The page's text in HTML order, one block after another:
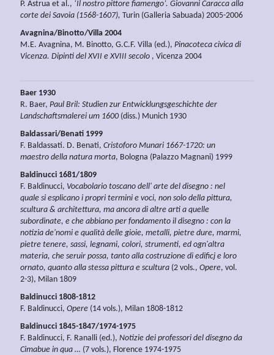
P. Astrua et al., ‘Il nostro pittore fiamengo’. Giovanni Caracca alla
corte dei Savoia (1568-1607), Turin (Galleria Sabuada) 2005-2006
Avagnina/Binotto/Villa 2004
M.E. Avagnina, M. Binotto, G.C.F. Villa (ed.), Pinacoteca civica di
Vicenza. Dipinti del XVII e XVIII secolo , Vicenza 2004
Baer 1930
R. Baer, Paul Bril: Studien zur Entwicklungsgeschichte der
Landschaftsmalerei um 1600(diss.) Munich 1930
Baldassari/Benati 1999
F. Baldassati. D. Benati, Cristoforo Munari 1667-1720: un
maestro della natura morta, Bologna (Palazzo Magnani) 1999
Baldinucci 1681/1809
F. Baldinucci, Vocabolario toscano dell' arte del disegno : nel
quale si esplicano i propri termini e voci, non solo della pittura,
scultura & architettura, ma ancora di altre arti a quelle
subordinate, e che abbiano per fondamento il disegno : con la
notizia de'nomi e qualità delle gioie, metalli, pietre dure, marmi,
pietre tenere, sassi, legnami, colori, strumenti, ed ogn'altra
materia, che seruir possa, tanto alla costruzione di edificj e loro
ornato, quanto alla stessa pittura e scultura (2 vols., Opere, vol.
2-3), Milan 1809
Baldinucci 1808-1812
F. Baldinucci, Opere (14 vols.), Milan 1808-1812
Baldinucci 1845-1847/1974-1975
F. Baldinucci, F. Ranalli (ed.), Notizie dei professori del disegno da
Cimabue in qua … (7 vols.), Florence 1974-1975